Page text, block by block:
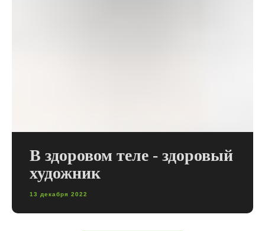
В здоровом теле - здоровый
художник
13 декабря 2022